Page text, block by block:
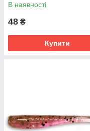
В наявності
48 ₴
Купити